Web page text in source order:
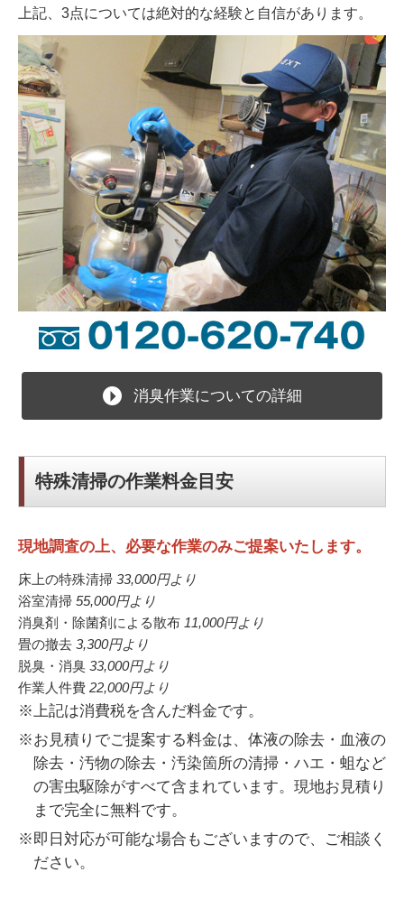
上記、3点については絶対的な経験と自信があります。
消臭作業についての詳細
特殊清掃の作業料金目安
現地調査の上、必要な作業のみご提案いたします。
床上の特殊清掃 33,000円より
浴室清掃 55,000円より
消臭剤・除菌剤による散布 11,000円より
畳の撤去 3,300円より
脱臭・消臭 33,000円より
作業人件費 22,000円より
※上記は消費税を含んだ料金です。
※お見積りでご提案する料金は、体液の除去・血液の
除去・汚物の除去・汚染箇所の清掃・ハエ・蛆など
の害虫駆除がすべて含まれています。現地お見積り
まで完全に無料です。
※即日対応が可能な場合もございますので、ご相談く
ださい。